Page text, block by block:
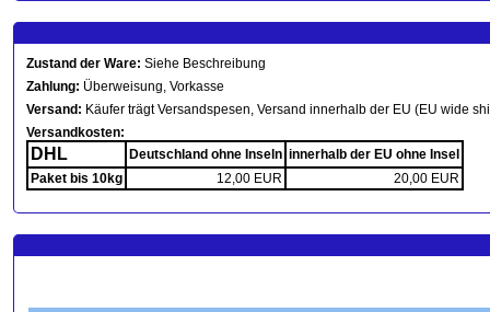
Zustand der Ware: Siehe Beschreibung
Zahlung: Überweisung, Vorkasse
Versand: Käufer trägt Versandspesen, Versand innerhalb der EU (EU wide
Versandkosten:
DHL Deutschland ohne Inseln innerhalb der EU ohne Insel
Paket bis 10kg
12,00 EUR 20,00 EUR